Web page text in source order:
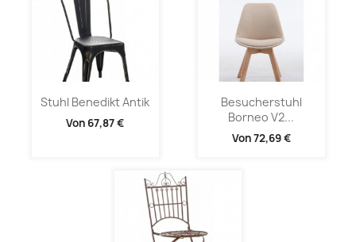
Stuhl Benedikt Antik
Von 67,87 €
Besucherstuhl
Borneo V2...
Von72,69 €